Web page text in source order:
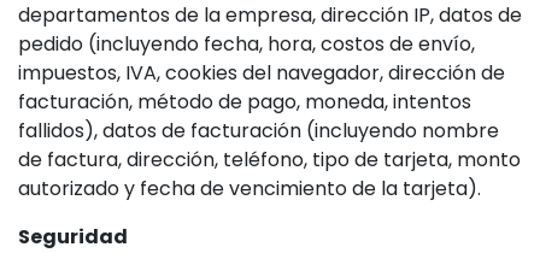
departamentos de la empresa, dirección IP, datos de
pedido (incluyendo fecha, hora, costos de envío,
impuestos, IVA, cookies del navegador, dirección de
facturación, método de pago, moneda, intentos
fallidos), datos de facturación (incluyendo nombre
de factura, dirección, teléfono, tipo de tarjeta, monto
autorizado y fecha de vencimiento de la tarjeta).
Seguridad